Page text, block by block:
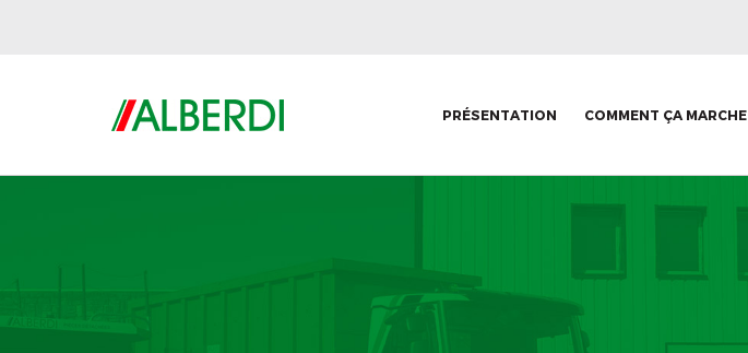
PRÉSENTATION COMMENT ÇA MARCHE